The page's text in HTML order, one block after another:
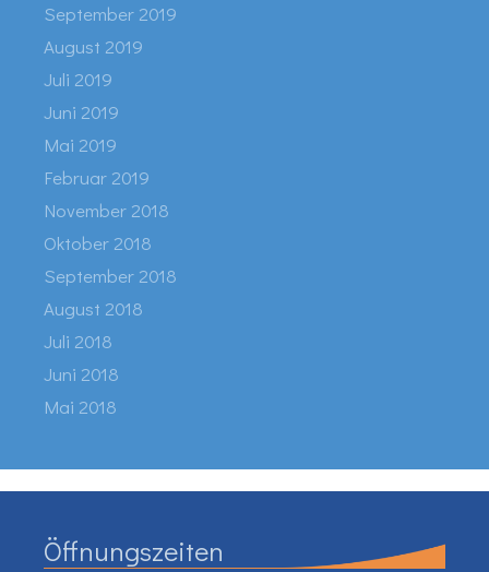
September 2019
August 2019
Juli 2019
Juni 2019
Mai 2019
Februar 2019
November 2018
Oktober 2018
September 2018
August 2018
Juli 2018
Juni 2018
Mai 2018
Öffnungszeiten